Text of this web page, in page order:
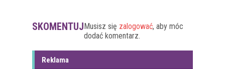
SKOMENTUJMusisz się zalogować, aby móc
dodać komentarz.
Reklama